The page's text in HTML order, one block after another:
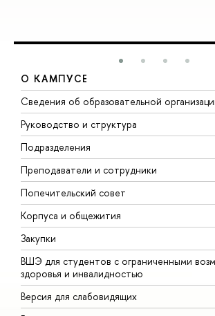
О КАМПУСЕ
Сведения об образовательной
Руководство и структура
Подразделения
Преподаватели и сотрудники
Попечительский совет
Корпуса и общежития
Закупки
ВШЭ для студентов с ограниченными
здоровья и инвалидностью
Версия для слабовидящих